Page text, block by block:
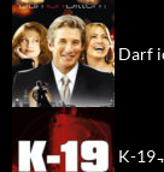
Darf
K-19